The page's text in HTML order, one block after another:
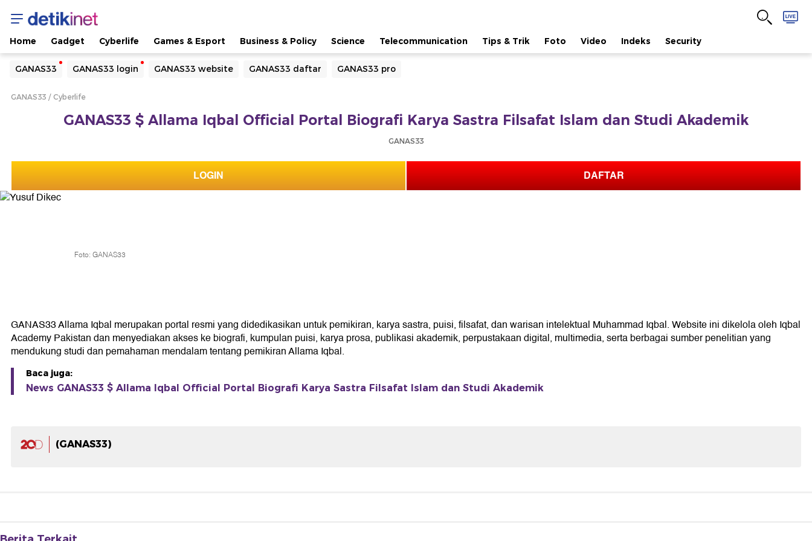
Home Gadget Cyberlife Games & Esport Business & Policy Science Telecommunication Tips & Trik Foto Video Indeks Security
GANAS33 GANAS33 login GANAS33 website GANAS33 daftar GANAS33 pro
Yang sedang ramai dicari
Loading...
GANAS33 Cyberlife
GANAS33 $ Allama Iqbal Official Portal Biografi Karya Sastra Filsafat Islam dan Studi Akademik
GANAS33
LOGIN DAFTAR
Foto: GANAS33
GANAS33 Allama Iqbal merupakan portal resmi yang didedikasikan untuk pemikiran, karya sastra, puisi, filsafat, dan warisan intelektual Muhammad Iqbal. Website ini dikelola oleh Iqbal
Academy Pakistan dan menyediakan akses ke biografi, kumpulan puisi, karya prosa, publikasi akademik, perpustakaan digital, multimedia, serta berbagai sumber penelitian yang
mendukung studi dan pemahaman mendalam tentang pemikiran Allama Iqbal.
Baca juga:
News GANAS33 $ Allama Iqbal Official Portal Biografi Karya Sastra Filsafat Islam dan Studi Akademik
(GANAS33)